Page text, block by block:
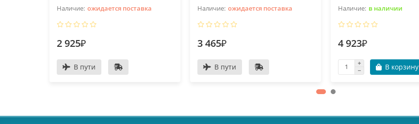
ожидается поставка
2 925₽
В пути
ожидается поставка
3 465₽
В пути
в наличии
4 923₽
В корзину